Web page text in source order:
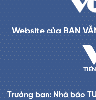
Website của BAN
Trưởng ban: Nhà báo